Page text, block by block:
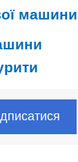
машини